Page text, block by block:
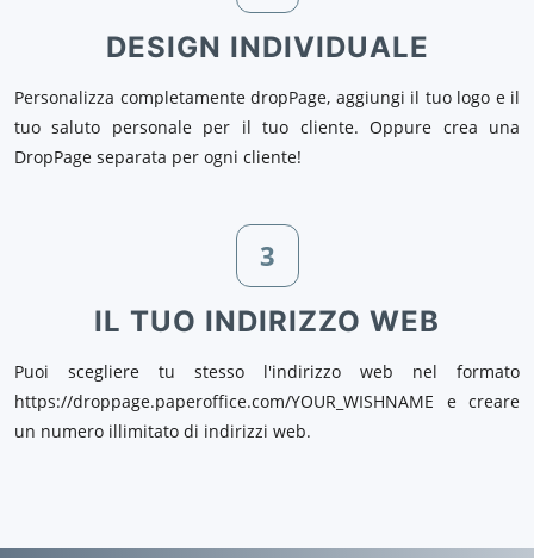
DESIGN INDIVIDUALE
Personalizza completamente dropPage, aggiungi il tuo logo e il
tuo saluto personale per il tuo cliente. Oppure crea una
DropPage separata per ogni cliente!
3
IL TUO INDIRIZZO WEB
Puoi scegliere tu stesso l'indirizzo web nel formato
https://droppage.paperoffice.com/YOUR_WISHNAME e creare
un numero illimitato di indirizzi web.